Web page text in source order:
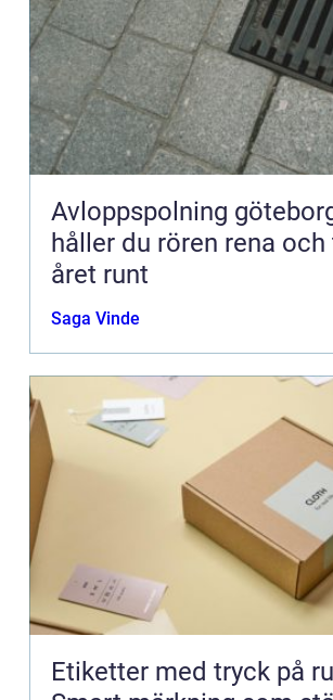
Avloppspolning göteborg
håller du rören rena och
året runt
Saga Vinde
Etiketter med tryck på